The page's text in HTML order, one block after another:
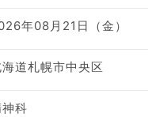
年08月21日（金）
道札幌市中央区
科